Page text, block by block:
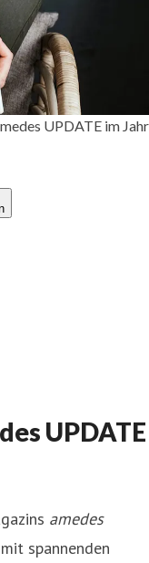
UPDATE im Jahr
UPDATE
amedes
spannenden